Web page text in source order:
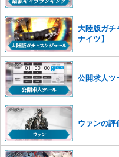
さい。
また、過度な利用規約の違反
った場合は、法的措置をとらせ
かじめご理解くださいませ。
大陸版ガチ
ナイツ】
公開求人ツ
ウァンの評